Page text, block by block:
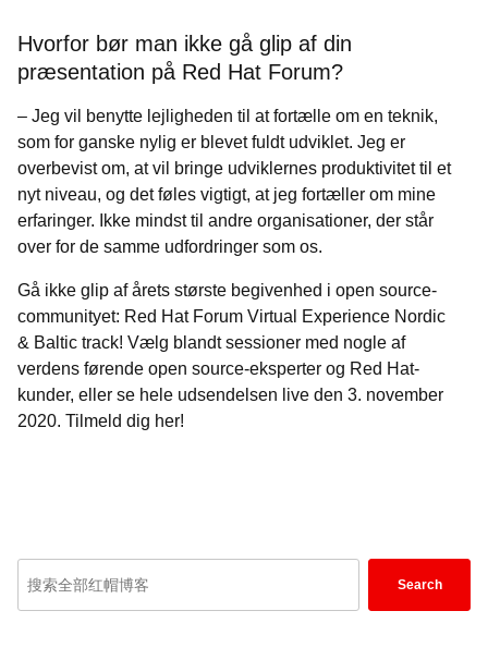
Hvorfor bør man ikke gå glip af din
præsentation på Red Hat Forum?
– Jeg vil benytte lejligheden til at fortælle om en teknik,
som for ganske nylig er blevet fuldt udviklet. Jeg er
overbevist om, at vil bringe udviklernes produktivitet til et
nyt niveau, og det føles vigtigt, at jeg fortæller om mine
erfaringer. Ikke mindst til andre organisationer, der står
over for de samme udfordringer som os.
Gå ikke glip af årets største begivenhed i open source-
communityet: Red Hat Forum Virtual Experience Nordic
& Baltic track! Vælg blandt sessioner med nogle af
verdens førende open source-eksperter og Red Hat-
kunder, eller se hele udsendelsen live den 3. november
2020. Tilmeld dig her!
Enter
Search